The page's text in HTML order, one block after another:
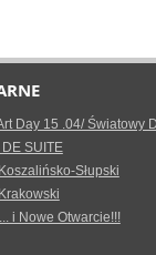
Day 15 .04/ Światowy
DE SUITE
Słupski
i Nowe Otwarcie!!!